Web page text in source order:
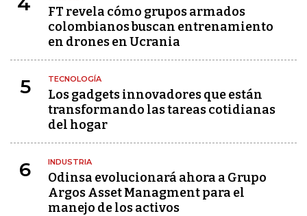
FT revela cómo grupos armados
colombianos buscan entrenamiento
en drones en Ucrania
5 TECNOLOGÍA
Los gadgets innovadores que están
transformando las tareas cotidianas
del hogar
6 INDUSTRIA
Odinsa evolucionará ahora a Grupo
Argos Asset Managment para el
manejo de los activos